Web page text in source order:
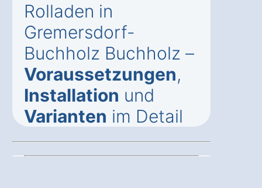
Rolladen in
Gremersdorf-
Buchholz Buchholz –
Voraussetzungen,
Installation und
Varianten im Detail